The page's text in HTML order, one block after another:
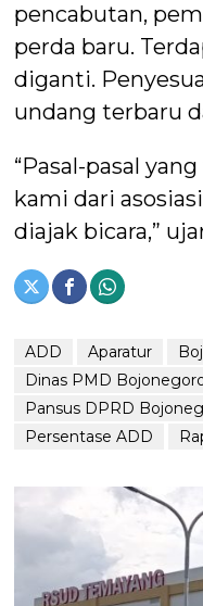
pencabutan,
perda baru.
diganti.
undang terbaru
“Pasal-pasal
kami dari
diajak bicara,”
ADD Aparatur
Dinas PMD
Pansus DPRD
Persentase ADD